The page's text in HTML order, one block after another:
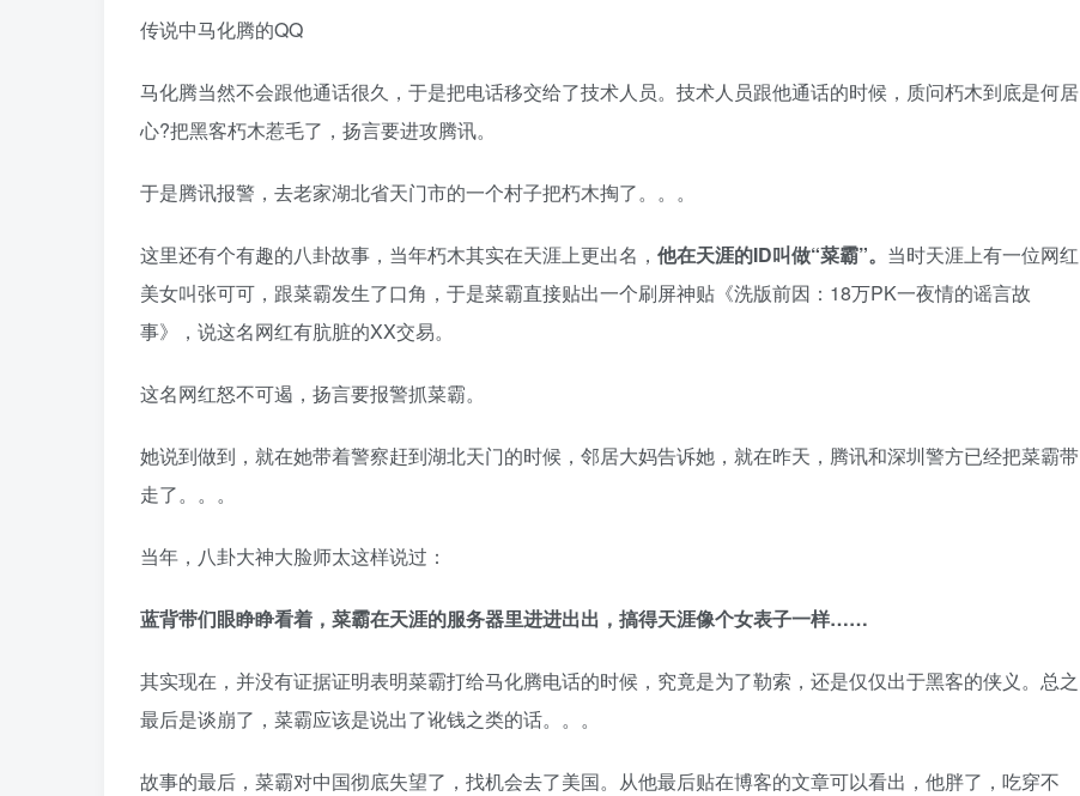
传说中马化腾的QQ
马化腾当然不会跟他通话很久，于是把电话移交给了技术人员。技术人员跟他通话的时候，质问朽木到底是何居
心?把黑客朽木惹毛了，扬言要进攻腾讯。
于是腾讯报警，去老家湖北省天门市的一个村子把朽木掏了。。。
这里还有个有趣的八卦故事，当年朽木其实在天涯上更出名， 他在天涯的ID叫做“菜霸”。 当时天涯上有一位网红
美女叫张可可，跟菜霸发生了口角，于是菜霸直接贴出一个刷屏神贴《洗版前因：18万PK一夜情的谣言故
事》，说这名网红有肮脏的XX交易。
这名网红怒不可遏，扬言要报警抓菜霸。
她说到做到，就在她带着警察赶到湖北天门的时候，邻居大妈告诉她，就在昨天，腾讯和深圳警方已经把菜霸带
走了。。。
当年，八卦大神大脸师太这样说过：
蓝背带们眼睁睁看着，菜霸在天涯的服务器里进进出出，搞得天涯像个女表子一样……
其实现在，并没有证据证明表明菜霸打给马化腾电话的时候，究竟是为了勒索，还是仅仅出于黑客的侠义。总之
最后是谈崩了，菜霸应该是说出了讹钱之类的话。。。
故事的最后，菜霸对中国彻底失望了，找机会去了美国。从他最后贴在博客的文章可以看出，他胖了，吃穿不